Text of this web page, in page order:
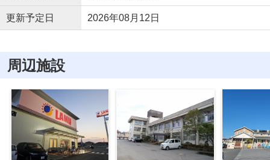
更新予定日 2026年08月12日
周辺施設